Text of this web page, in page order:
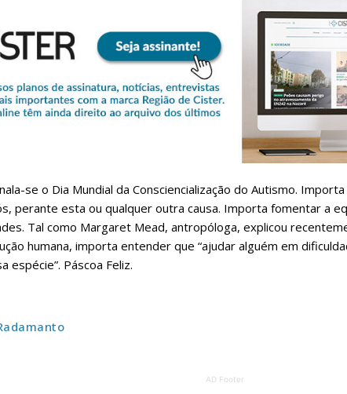
Planos
Faça-se assinante do Região de
Sendo assinante terá acesso a
Escolha o
ASSINATURA
IMPRESSA
32€
Acesso aos conteúdos Exclusivos para
se o Dia Mundial da Consciencialização do Autismo.
perante esta ou qualquer outra causa. Importa fomentar a
Tal como Margaret Mead, antropóloga, explicou
humana, importa entender que “ajudar alguém em
espécie”. Páscoa Feliz.
AD Footer